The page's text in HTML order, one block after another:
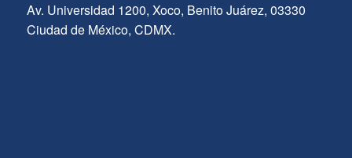
Av. Universidad 1200, Xoco, Benito Juárez, 03330
Ciudad de México, CDMX.